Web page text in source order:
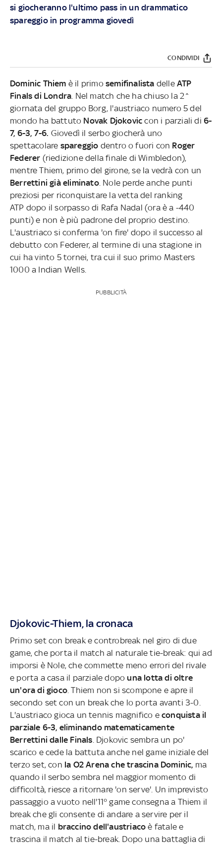
si giocheranno l'ultimo pass in un drammatico
spareggio in programma giovedì
CONDIVIDI
Dominic Thiem è il primosemifinalista delleATP
Finals di Londra . Nel match che ha chiuso la 2^
giornata del gruppo Borg, l'austriaco numero 5 del
mondo ha battuto Novak Djokovic con i parziali di6-
7, 6-3, 7-6. Giovedì il serbo giocherà uno
spettacolare spareggio dentro o fuori con Roger
Federer (riedizione della finale di Wimbledon),
mentre Thiem, primo del girone, se la vedrà con un
Berrettini già eliminato. Nole perde anche punti
preziosi per riconquistare la vetta del ranking
ATP dopo il sorpasso di Rafa Nadal (ora è a -440
punti) e non è più padrone del proprio destino.
L'austriaco si conferma 'on fire' dopo il successo al
debutto con Federer, al termine di una stagione in
cui ha vinto 5 tornei, tra cui il suo primo Masters
1000 a Indian Wells.
PUBBLICITÀ
Djokovic-Thiem, la cronaca
Primo set con break e controbreak nel giro di due
game, che porta il match al naturale tie-break: qui ad
imporsi è Nole, che commette meno errori del rivale
e porta a casa il parziale dopouna lotta di oltre
un'ora di gioco . Thiem non si scompone e apre il
secondo set con un break che lo porta avanti 3-0.
L'austriaco gioca un tennis magnifico e conquista il
parziale 6-3, eliminando matematicamente
Berrettini dalle Finals . Djokovic sembra un po'
scarico e cede la battuta anche nel game iniziale del
terzo set, con la O2 Arena che trascina Dominic, ma
quando il serbo sembra nel maggior momento di
difficoltà, riesce a ritornare 'on serve'. Un imprevisto
passaggio a vuoto nell'11° game consegna a Thiem il
break che gli consente di andare a servire per il
match, ma il braccino dell'austriaco è fatale e
trascina il match al tie-break. Dopo una battaglia di